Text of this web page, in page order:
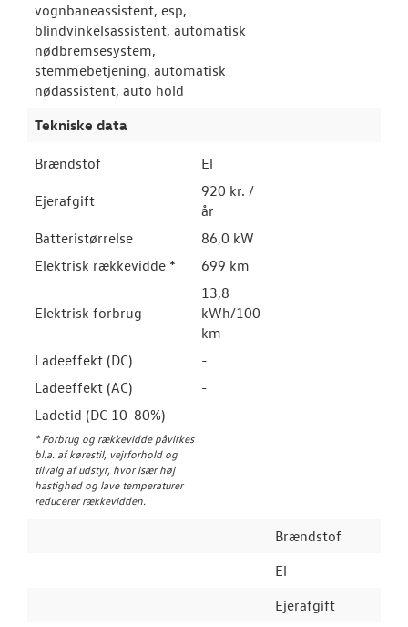
vognbaneassistent, esp,
blindvinkelsassistent, automatisk
nødbremsesystem,
stemmebetjening, automatisk
nødassistent, auto hold
Tekniske data
Brændstof El
Ejerafgift
920 kr. /
år
Batteristørrelse
86,0 kW
Elektrisk rækkevidde *
699 km
Elektrisk forbrug
13,8
kWh/100
km
Ladeeffekt (DC)
-
Ladeeffekt (AC)
-
Ladetid (DC 10-80%)
-
* Forbrug og rækkevidde påvirkes
bl.a. af kørestil, vejrforhold og
tilvalg af udstyr, hvor især høj
hastighed og lave temperaturer
reducerer rækkevidden.
Brændstof
El
Ejerafgift